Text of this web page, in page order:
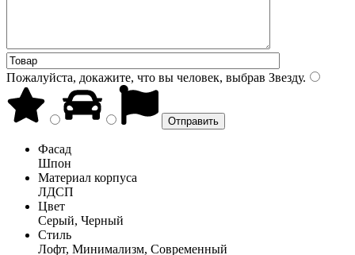
Пожалуйста, докажите, что вы человек, выбрав Звезду.
Фасад
Шпон
Материал корпуса
ЛДСП
Цвет
Серый, Черный
Стиль
Лофт, Минимализм, Современный